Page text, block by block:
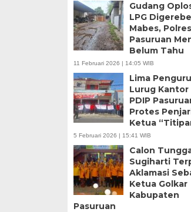
Gudang
LPG
Mabes, Polres
Pasuruan
Belum Tahu
11 Februari 2026 | 14:05 WIB
Lima
Lurug Kantor
PDIP
Protes
Ketua
5 Februari 2026 | 15:41 WIB
Calon
Sugiharti
Aklamasi
Ketua Golkar
Kabupaten
Pasuruan